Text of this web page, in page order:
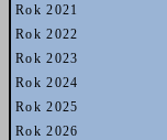
Rok 2021
Rok 2022
Rok 2023
Rok 2024
Rok 2025
Rok 2026